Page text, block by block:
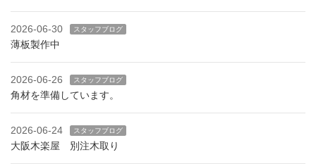
2026-06-30 スタッフブログ
薄板製作中
2026-06-26 スタッフブログ
角材を準備しています。
2026-06-24 スタッフブログ
大阪木楽屋 別注木取り